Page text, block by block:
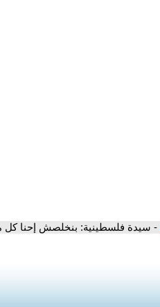
- سيدة فلسطينية: بنخلصش إحنا كل